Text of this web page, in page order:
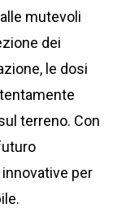
mutevoli
dei
le dosi
terreno. Con
per